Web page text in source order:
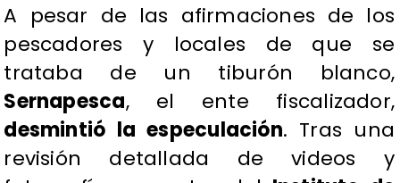
​A pesar de las afirmaciones de los
pescadores y locales de que se
trataba de un tiburón blanco,
Sernapesca, el ente fiscalizador,
desmintió la especulación. Tras una
revisión detallada de videos y